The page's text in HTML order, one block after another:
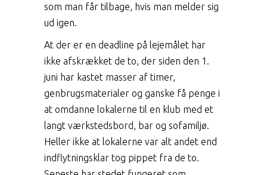
som man får tilbage, hvis man melder sig
ud igen.
At der er en deadline på lejemålet har
ikke afskrækket de to, der siden den 1.
juni har kastet masser af timer,
genbrugsmaterialer og ganske få penge i
at omdanne lokalerne til en klub med et
langt værkstedsbord, bar og sofamiljø.
Heller ikke at lokalerne var alt andet end
indflytningsklar tog pippet fra de to.